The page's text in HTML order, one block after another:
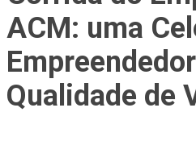
ACM: uma
Qualidade de